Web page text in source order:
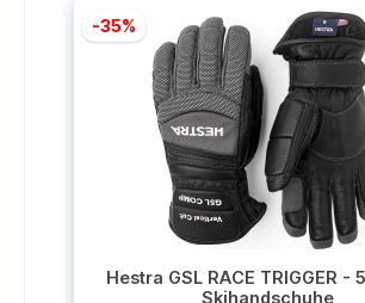
Stöcke aus dem innovativen Trigger-
LEKI. Isolierung - G-LoftG-Loft ist eine
Faser aus 100 % Polyester mit
Isolierfähigkeit, auch bei nassem
schnelltrocknend, atmungsaktiv
druckfest.Innenfutter -
PolyesterStrapazierfähiges Innenfutter
Haptik. Die gebürstete Oberfläche
und bietet dadurch eine bessere
Polyester.EigenschaftenEleganter
Freeride/Ski alpin.Ausgestattet mit LEKI
perfekten Halt am
Ein-/Ausklicken mit
Auslösesystem.Strapazierfähiges,
Rindsleder für Griffigkeit und
aus synthetischem Material
Loft).Neoprenbündchen an der
-35%
Hestra GSL RACE TRIGGER -
Skihandschuhe